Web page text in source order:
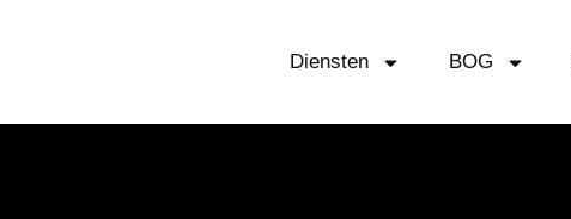
Diensten BOG